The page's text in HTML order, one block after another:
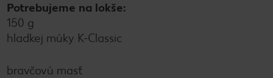
Potrebujeme na lokše:
150 g
hladkej múky K-Classic
bravčovú masť